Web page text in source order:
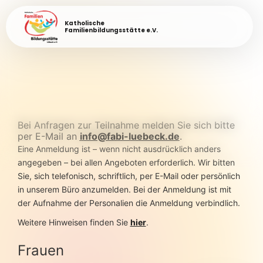
Katholische
Familienbildungsstätte e.V.
Bei Anfragen zur Teilnahme melden Sie sich bitte
per E-Mail an info@fabi-luebeck.de.
Eine Anmeldung ist – wenn nicht ausdrücklich anders
angegeben – bei allen Angeboten erforderlich. Wir bitten
Sie, sich telefonisch, schriftlich, per E-Mail oder persönlich
in unserem Büro anzumelden. Bei der Anmeldung ist mit
der Aufnahme der Personalien die Anmeldung verbindlich.
Weitere Hinweisen finden Sie hier.
Frauen